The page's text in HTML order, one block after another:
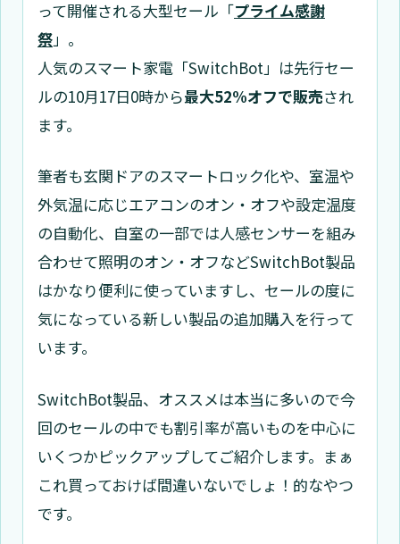
って開催される大型セール「プライム感謝
祭」。
人気のスマート家電「SwitchBot」は先行セー
ルの10月17日0時から最大52%オフで販売され
ます。
筆者も玄関ドアのスマートロック化や、室温や
外気温に応じエアコンのオン・オフや設定温度
の自動化、自室の一部では人感センサーを組み
合わせて照明のオン・オフなどSwitchBot製品
はかなり便利に使っていますし、セールの度に
気になっている新しい製品の追加購入を行って
います。
SwitchBot製品、オススメは本当に多いので今
回のセールの中でも割引率が高いものを中心に
いくつかピックアップしてご紹介します。まぁ
これ買っておけば間違いないでしょ！的なやつ
です。